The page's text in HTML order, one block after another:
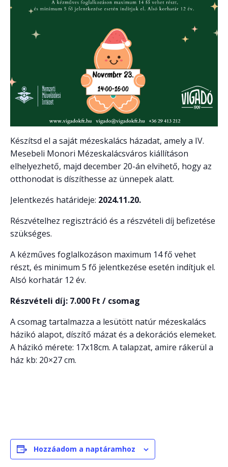
Készítsd el a saját mézeskalács házadat, amely a IV.
Mesebeli Monori Mézeskalácsváros kiállításon
elhelyezhető, majd december 20-án elvihető, hogy az
otthonodat is díszíthesse az ünnepek alatt.
Jelentkezés határideje: 2024.11.20.
Részvételhez regisztráció és a részvételi díj befizetése
szükséges.
A kézműves foglalkozáson maximum 14 fő vehet
részt, és minimum 5 fő jelentkezése esetén indítjuk el.
Alsó korhatár 12 év.
Részvételi díj: 7.000 Ft / csomag
A csomag tartalmazza a lesütött natúr mézeskalács
házikó alapot, díszítő mázat és a dekorációs elemeket.
A házikó mérete: 17x18cm. A talapzat, amire rákerül a
ház kb: 20×27 cm.
Hozzáadom a naptáramhoz